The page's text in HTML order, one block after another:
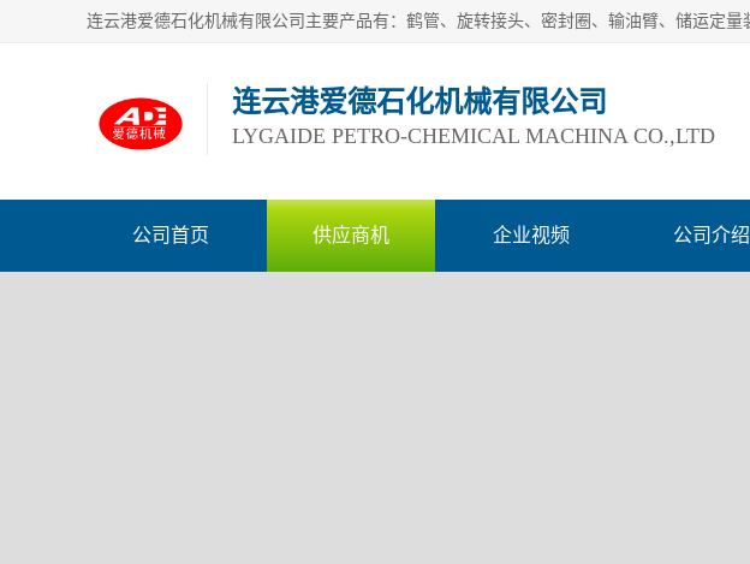
连云港爱德石化机械有限公司
LYGAIDE PETRO-CHEMICAL MACHINA CO.,LTD
公司首页 供应商机 企业视频 公司介绍